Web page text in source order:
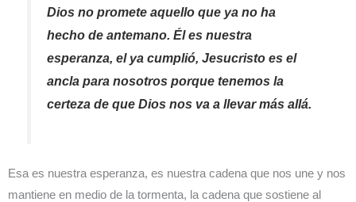
Dios no promete aquello que ya no ha
hecho de antemano. Él es nuestra
esperanza, el ya cumplió, Jesucristo es el
ancla para nosotros porque tenemos la
certeza de que Dios nos va a llevar más allá.
Esa es nuestra esperanza, es nuestra cadena que nos une y nos
mantiene en medio de la tormenta, la cadena que sostiene al